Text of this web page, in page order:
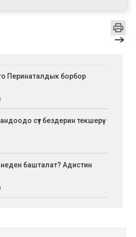
Перинаталдык борбор
сүт бездерин текшерүү
башталат? Адистин